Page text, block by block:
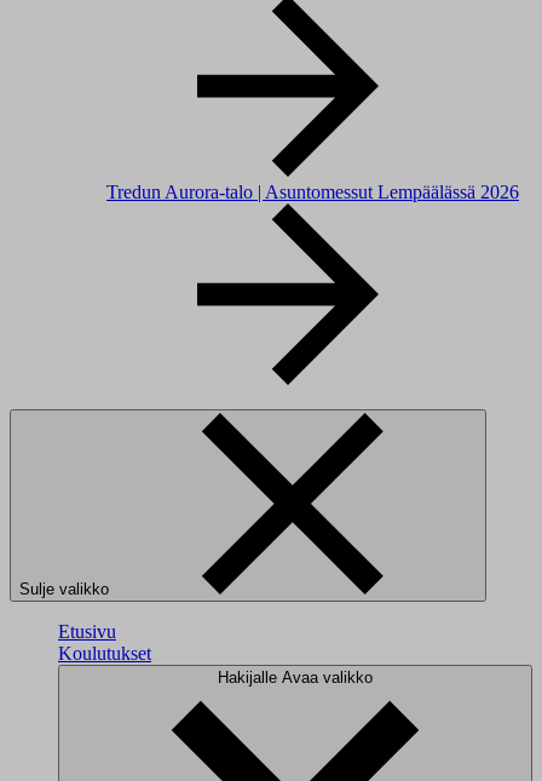
Tredun Aurora-talo | Asuntomessut Lempäälässä 2026
Sulje valikko
Etusivu
Koulutukset
Hakijalle Avaa valikko